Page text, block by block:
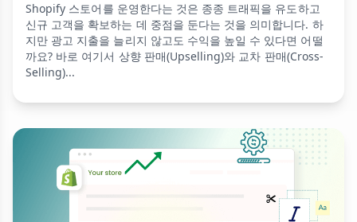
Shopify 스토어를 운영한다는 것은 종종 트래픽을 유도하고
신규 고객을 확보하는 데 중점을 둔다는 것을 의미합니다. 하
지만 광고 지출을 늘리지 않고도 수익을 높일 수 있다면 어떨
까요? 바로 여기서 상향 판매(Upselling)와 교차 판매(Cross-
Selling)...